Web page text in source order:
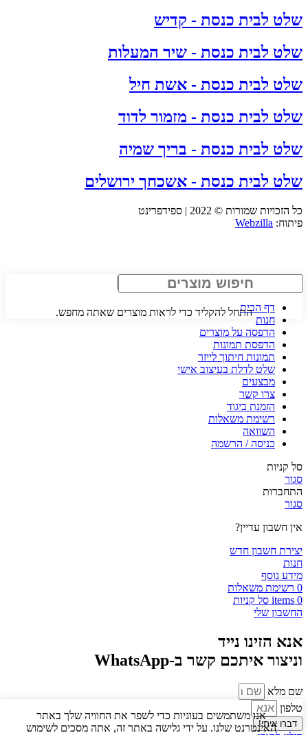
שלט לבית כנסת - קדיש
שלט לבית כנסת - שיר המעלות
שלט לבית כנסת - אשת חיל
שלט לבית כנסת - מזמור לדוד
שלט לבית כנסת - בריך שמיה
שלט לבית כנסת - אשכחך ירושלים
כל הזכויות שמורות © 2022 | ספידפרינט
פיתוח: Webzilla
התחל להקליד כדי לראות מוצרים שאתה מחפש.דף הבית
חנות
הדפסה על מוצרים
הדפסת תמונות
תמונות חיתוך לייזר
שלט לדלת בעיצוב אישי
מבצעים
צרו קשר
הזמנת ביגוד
רשימת משאלות
השוואה
כניסה / הרשמה
סל קניות
סגור
התחברות
סגור
אין חשבון עדיין?
יצירת חשבון חדש
חנות
מידע נוסף
0 רשימת משאלות
0
items סל קניות
החשבון שלי
אנו משתמשים בעוגיות כדי לשפר את החוויה שלך באתר
האינטרנט שלנו. על ידי גלישה באתר זה, אתה מסכים לשימוש
אנא הזינו נייד
וניצור איתכם קשר ב-WhatsApp
שם מלא
טלפון
דברו איתי!